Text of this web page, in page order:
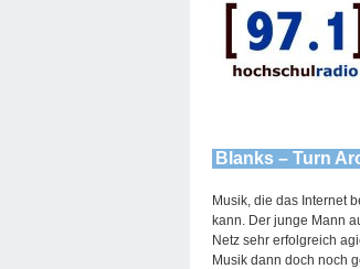
Blanks – Turn
Musik, die das Internet
kann. Der junge Mann
Netz sehr erfolgreich
Musik dann doch noch